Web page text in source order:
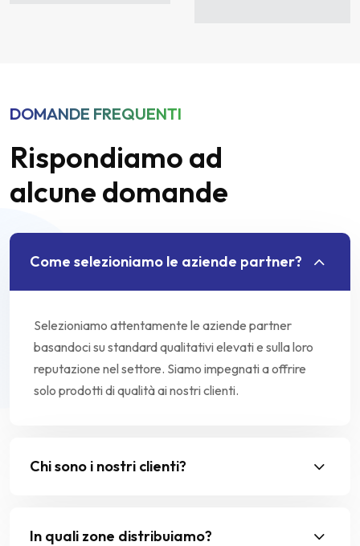
DOMANDE FREQUENTI
Rispondiamo ad
alcune domande
Come selezioniamo le aziende partner?
Selezioniamo attentamente le aziende partner
basandoci su standard qualitativi elevati e sulla loro
reputazione nel settore. Siamo impegnati a offrire
solo prodotti di qualità ai nostri clienti.
Chi sono i nostri clienti?
In quali zone distribuiamo?